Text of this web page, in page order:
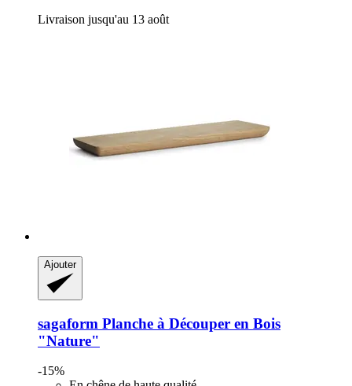
Livraison jusqu'au 13 août
Ajouter
sagaform Planche à Découper en Bois
"Nature"
-15%